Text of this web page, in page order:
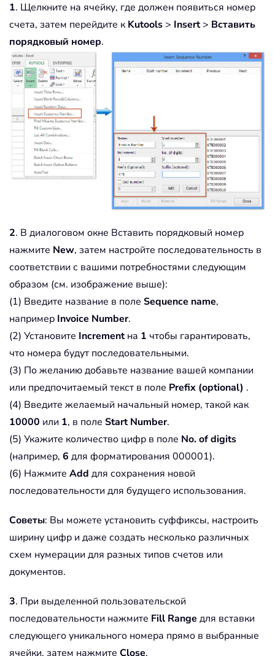
1. Щелкните на ячейку, где должен появиться номер
счета, затем перейдите кKutools > Insert> Вставить
порядковый номер.
2. В диалоговом окне Вставить порядковый номер
нажмите New, затем настройте последовательность в
соответствии с вашими потребностями следующим
образом (см. изображение выше):
(1) Введите название в поле Sequence name,
например Invoice Number.
(2) Установите Incrementна 1 чтобы гарантировать,
что номера будут последовательными.
(3) По желанию добавьте название вашей компании
или предпочитаемый текст в поле Prefix (optional) .
(4) Введите желаемый начальный номер, такой как
10000 или 1, в поле Start Number.
(5) Укажите количество цифр в поле No. of digits
(например, 6 для форматирования 000001).
(6) Нажмите Add для сохранения новой
последовательности для будущего использования.
Советы: Вы можете установить суффиксы, настроить
ширину цифр и даже создать несколько различных
схем нумерации для разных типов счетов или
документов.
3. При выделенной пользовательской
последовательности нажмите Fill Range для вставки
следующего уникального номера прямо в выбранные
ячейки, затем нажмите Close.